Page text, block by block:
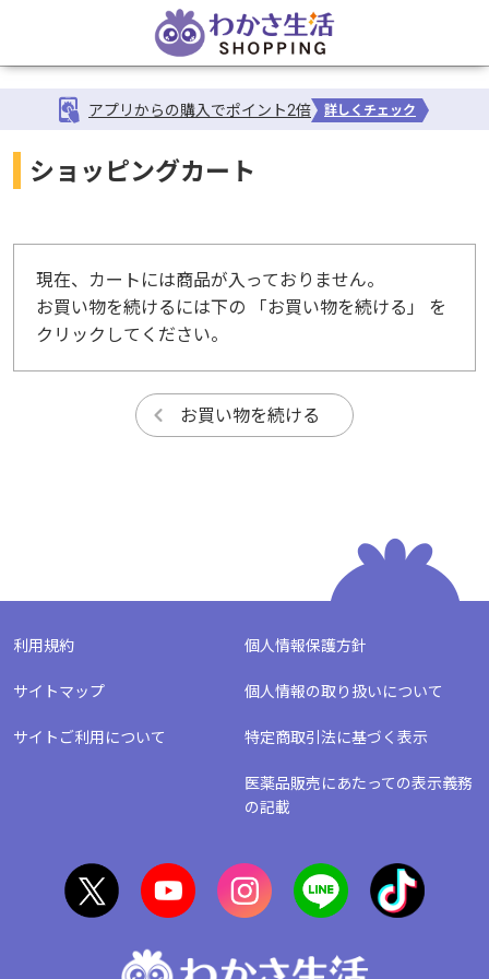
アプリからの購入でポイント2倍 詳しくチェック
ショッピングカート
現在、カートには商品が入っておりません。
お買い物を続けるには下の 「お買い物を続ける」 を
クリックしてください。
利用規約 個人情報保護方針
サイトマップ 個人情報の取り扱いについて
サイトご利用について 特定商取引法に基づく表示
医薬品販売にあたっての表示義務
の記載